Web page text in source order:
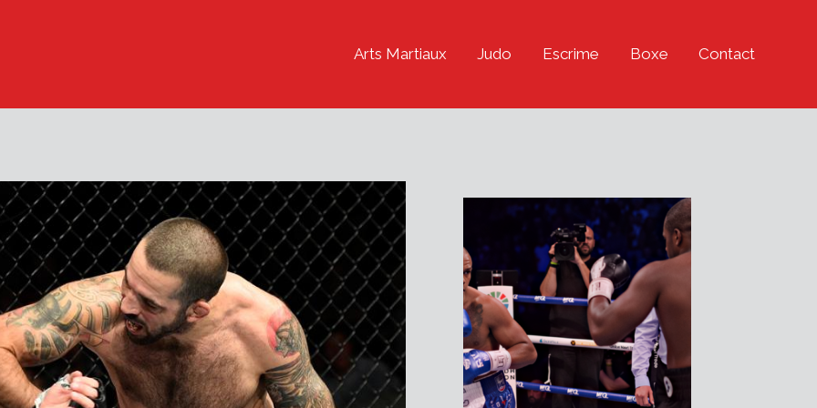
Arts Martiaux Judo Escrime Boxe Contact